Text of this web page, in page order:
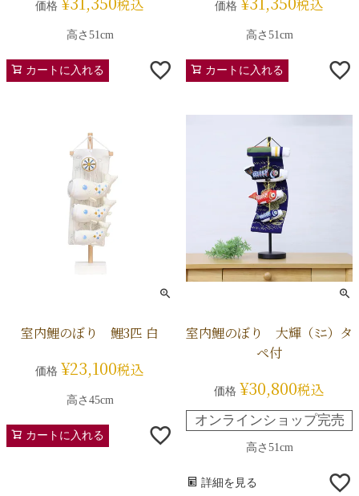
価格 税込
高さ51cm
カートに入れる
価格 税込
高さ51cm
カートに入れる
室内鯉のぼり 鯉3匹 白
価格 ¥23,100税込
高さ45cm
カートに入れる
室内鯉のぼり 大輝（ﾐﾆ）タ
ペ付
価格 ¥30,800税込
オンラインショップ完売
高さ51cm
詳細を見る